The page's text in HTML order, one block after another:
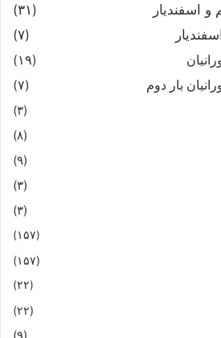
اسفندیار
(۳۱)
(۷)
(۱۹)
بار دوم
(۷)
(۳)
(۸)
(۹)
(۳)
(۳)
(۱۵۷)
(۱۵۷)
(۲۲)
(۲۲)